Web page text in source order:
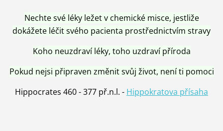
Nechte své léky ležet v chemické misce, jestliže
dokážete léčit svého pacienta prostřednictvím stravy
Koho neuzdraví léky, toho uzdraví příroda
Pokud nejsi připraven změnit svůj život, není ti pomoci
Hippocrates 460 - 377 př.n.l. - Hippokratova přísaha